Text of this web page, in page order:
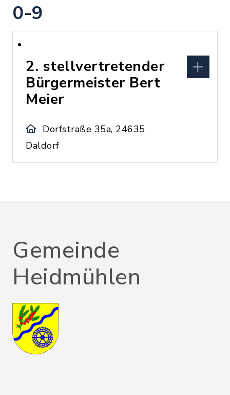
0-9
2. stellvertretender
Bürgermeister Bert
Meier
Dorfstraße 35a, 24635
Daldorf
Gemeinde
Heidmühlen